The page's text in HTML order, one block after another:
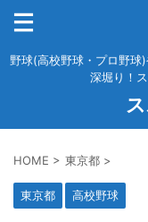
野球(高校野球・プロ野球
深堀り！
HOME > 東京都 >
東京都 高校野球